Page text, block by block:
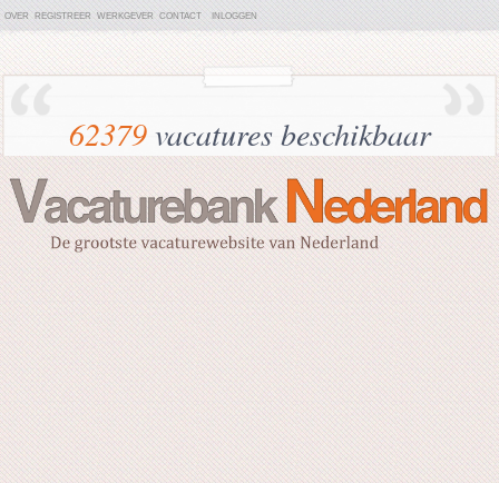
OVER REGISTREER WERKGEVER CONTACT INLOGGEN
62379vacatures beschikbaar